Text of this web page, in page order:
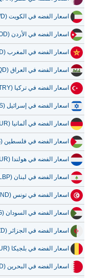
12 يوليو 2026
11 يوليو 2026
10 يوليو 2026
9 يوليو 2026
اسعار الفضه في الكويت (KWD)
اسعار الفضه في الأردن (JOD)
اسعار الفضه في المغرب (MAD)
اسعار الفضه في العراق (IQD)
اسعار الفضه في تركيا (TRY)
اسعار الفضه في إسرائيل (ILS)
اسعار الفضه في ألمانيا (EUR)
اسعار الفضه في فلسطين (ILS)
اسعار الفضه في هولندا (EUR)
اسعار الفضه في لبنان (LBP)
اسعار الفضه في تونس (TND)
اسعار الفضه في السودان (SDG)
اسعار الفضه في الجزائر (DZD)
اسعار الفضه في بلجيكا (EUR)
اسعار الفضه في البحرين (BHD)